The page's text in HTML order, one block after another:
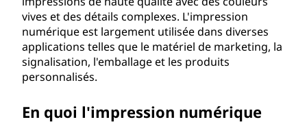
vives et des détails complexes. L'impression
numérique est largement utilisée dans diverses
applications telles que le matériel de marketing, la
signalisation, l'emballage et les produits
personnalisés.
En quoi l'impression numérique